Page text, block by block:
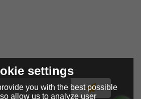
settings
you with the best possible
allow us to analyze user